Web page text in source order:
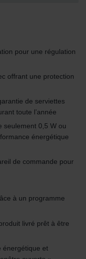
pour une régulation
offrant une protection
de serviettes
toute l’année
seulement 0,5 W ou
énergétique
de commande pour
à un programme
livré prêt à être
énergétique et